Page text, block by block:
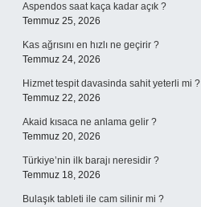
Aspendos saat kaça kadar açık ?
Temmuz 25, 2026
Kas ağrısını en hızlı ne geçirir ?
Temmuz 24, 2026
Hizmet tespit davasinda sahit yeterli mi ?
Temmuz 22, 2026
Akaid kısaca ne anlama gelir ?
Temmuz 20, 2026
Türkiye’nin ilk barajı neresidir ?
Temmuz 18, 2026
Bulaşık tableti ile cam silinir mi ?